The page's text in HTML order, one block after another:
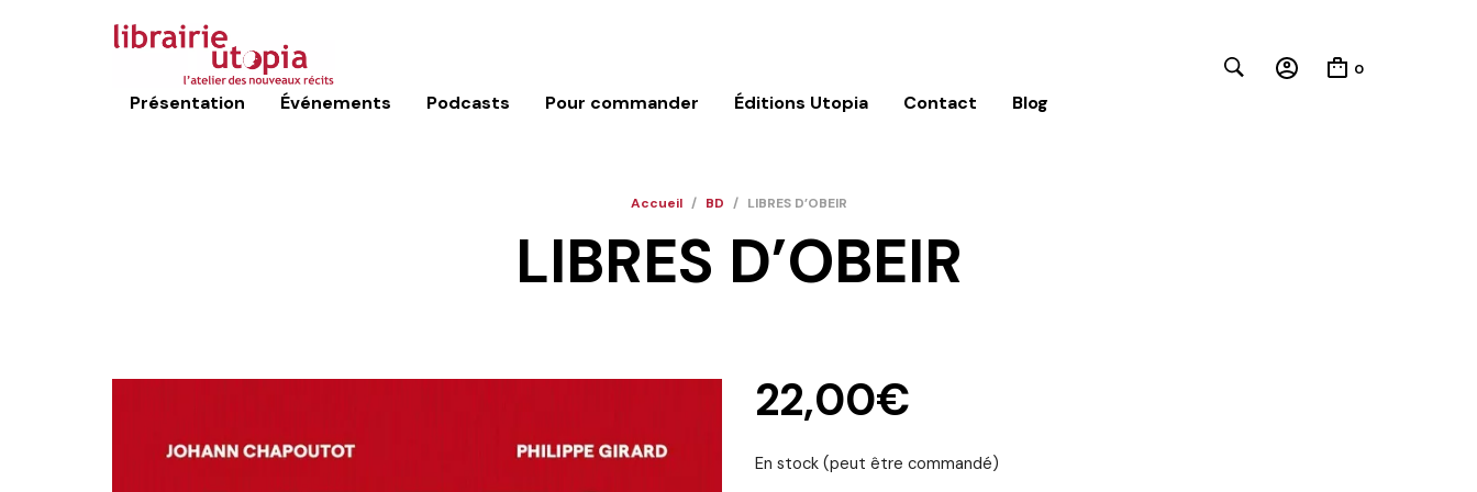
Présentation Événements Podcasts Pour commander Éditions Utopia Contact Blog
0
Accueil / BD / LIBRES D’OBEIR
LIBRES D’OBEIR
22,00€
En stock (peut être commandé)